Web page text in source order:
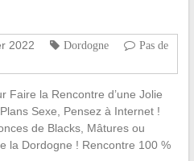
2022 Dordogne
Pas de
Faire la Rencontre d’une Jolie
Sexe, Pensez à Internet !
de Blacks, Mâtures ou
la Dordogne ! Rencontre 100 %